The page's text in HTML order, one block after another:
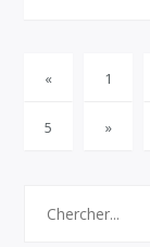
« 1
5 »